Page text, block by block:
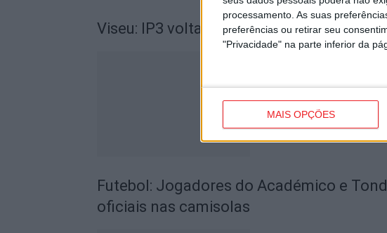
processamento. As suas
preferências ou retirar seu
"Privacidade" na parte inferior da
MAIS OPÇÕES
Viseu: IP3 volta a fechar durante a noite
Futebol: Jogadores do Académico e
oficiais nas camisolas